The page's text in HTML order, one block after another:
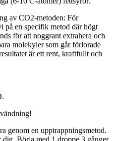
av CO2-metoden: För
en specifik metod där högt
för att noggrant extrahera och
molekyler som går förlorade
är ett rent, kraftfullt och
genom en upptrappningsmetod.
dig. Börja med 1 droppe 3 gånger